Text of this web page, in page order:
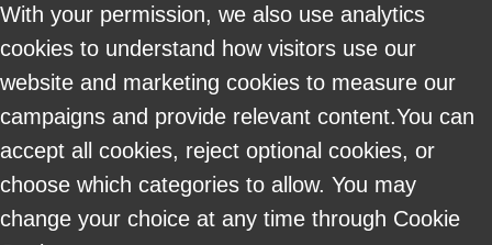
With your permission, we also use analytics
cookies to understand how visitors use our
website and marketing cookies to measure our
campaigns and provide relevant content.You can
accept all cookies, reject optional cookies, or
choose which categories to allow. You may
change your choice at any time through Cookie